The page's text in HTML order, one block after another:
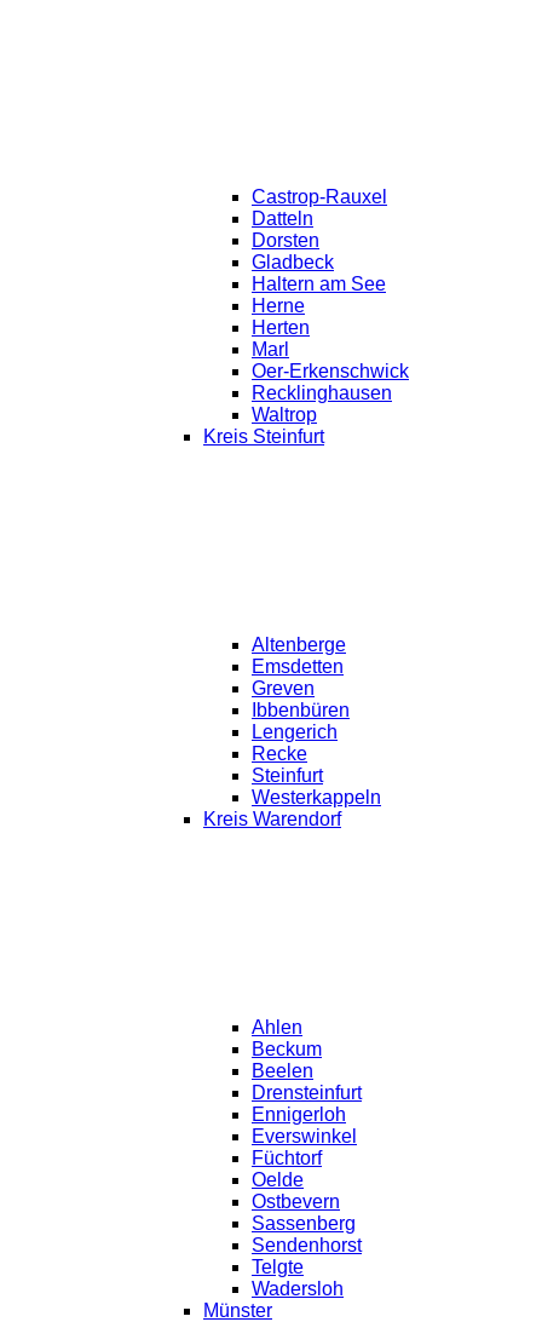
Castrop-Rauxel
Datteln
Dorsten
Gladbeck
Haltern am See
Herne
Herten
Marl
Oer-Erkenschwick
Recklinghausen
Waltrop
Kreis Steinfurt
Altenberge
Emsdetten
Greven
Ibbenbüren
Lengerich
Recke
Steinfurt
Westerkappeln
Kreis Warendorf
Ahlen
Beckum
Beelen
Drensteinfurt
Ennigerloh
Everswinkel
Füchtorf
Oelde
Ostbevern
Sassenberg
Sendenhorst
Telgte
Wadersloh
Münster